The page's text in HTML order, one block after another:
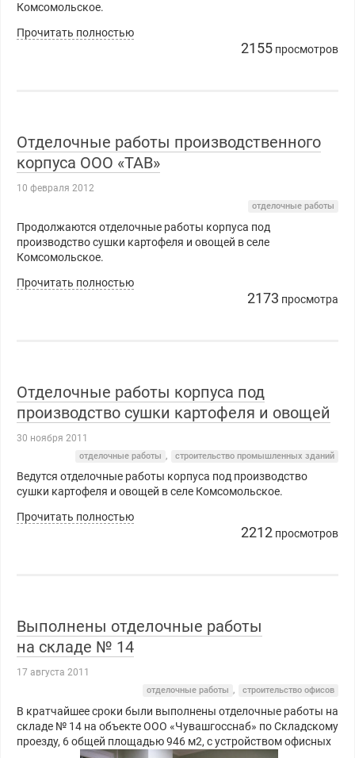
Комсомольское.
Прочитать полностью
2155 просмотров
Отделочные работы производственного
корпуса ООО «ТАВ»
10 февраля 2012
отделочные работы
Продолжаются отделочные работы корпуса под
производство сушки картофеля и овощей в селе
Комсомольское.
Прочитать полностью
2173 просмотра
Отделочные работы корпуса под
производство сушки картофеля и овощей
30 ноября 2011
отделочные работы , строительство промышленных зданий
Ведутся отделочные работы корпуса под производство
сушки картофеля и овощей в селе Комсомольское.
Прочитать полностью
2212 просмотров
Выполнены отделочные работы
на складе № 14
17 августа 2011
отделочные работы , строительство офисов
В кратчайшее сроки были выполнены отделочные работы на
складе № 14 на объекте ООО «Чувашгосснаб» по Складскому
проезду, 6 общей площадью 946 м2, с устройством офисных